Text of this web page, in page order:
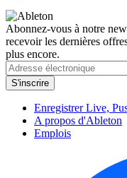
Abonnez-vous à notre
recevoir les dernières
plus encore.
Enregistrer Live,
A propos d'Ableton
Emplois